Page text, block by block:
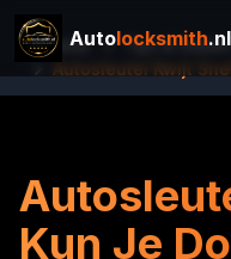
Autolocksmith.nl
Home
Tips & Gidsen
Autosleutel Kwijt
Kun Je